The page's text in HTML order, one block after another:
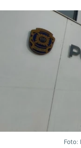
Foto: